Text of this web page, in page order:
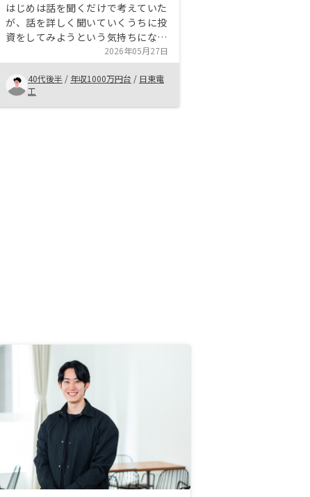
はじめは話を聞くだけで考えていた
が、話を詳しく聞いていくうちに投
資をしてみようという気持ちになっ
た。 物件も多岐に渡り自分の希望
の物件に巡り会えたという事も良か
った。 担当者とのやりとりもスム
ーズで、今回契約する事になりまし
た。
2026年05月27日
40代後半 / 年収1000万円台 / 日東電
工